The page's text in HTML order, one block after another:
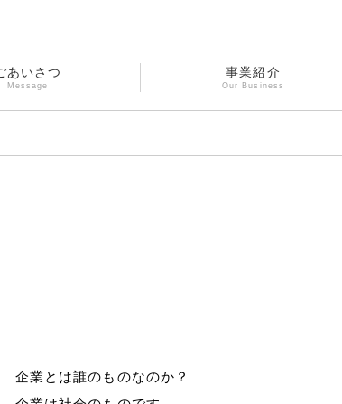
あいさつ
Message
事業紹介
Our Business
企業とは誰のものなのか？